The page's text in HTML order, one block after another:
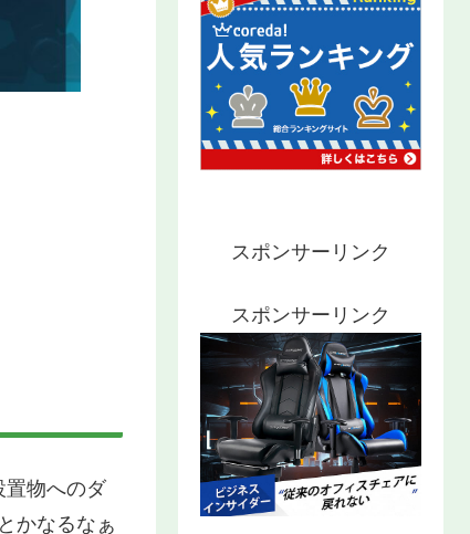
置物へのダ
かなるなぁ
スポンサーリンク
スポンサーリンク